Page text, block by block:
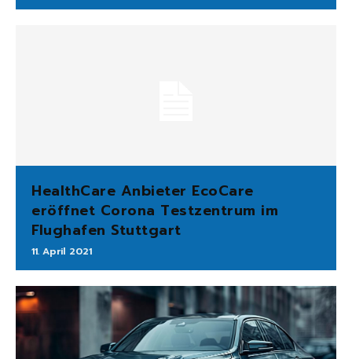
HealthCare Anbieter EcoCare
eröffnet Corona Testzentrum im
Flughafen Stuttgart
11. April 2021